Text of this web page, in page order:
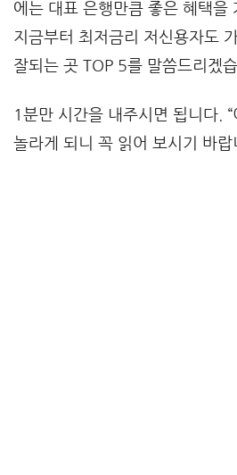
에는 대표 은행만큼 좋은 혜택을
지금부터 최저금리 저신용자도
잘되는 곳 TOP 5를 말씀드리겠
1분만 시간을 내주시면 됩니다. “
놀라게 되니 꼭 읽어 보시기 바랍